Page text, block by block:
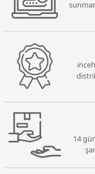
14